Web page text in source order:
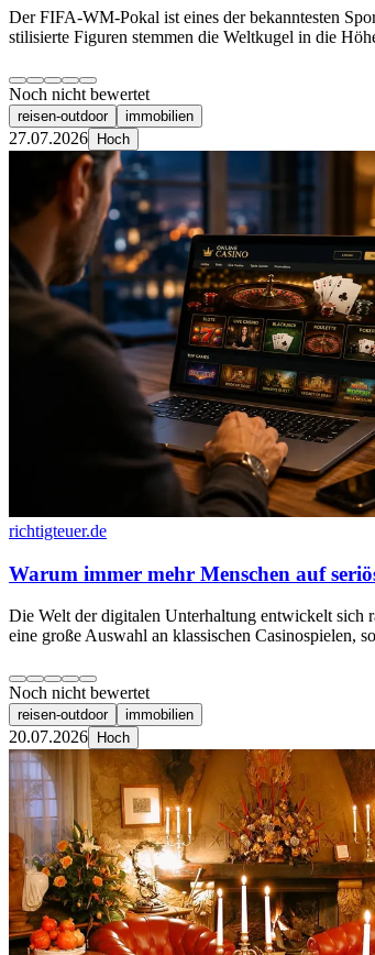
Der FIFA-WM-Pokal ist eines der bekanntesten
stilisierte Figuren stemmen die Weltkugel in die
Noch nicht bewertet
reisen-outdoor immobilien
27.07.2026 Hoch
richtigteuer.de
Warum immer mehr Menschen auf
Die Welt der digitalen Unterhaltung entwickelt sich
eine große Auswahl an klassischen Casinospielen,
Noch nicht bewertet
reisen-outdoor immobilien
20.07.2026 Hoch